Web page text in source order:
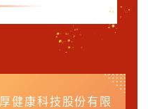
健康科技股份有限